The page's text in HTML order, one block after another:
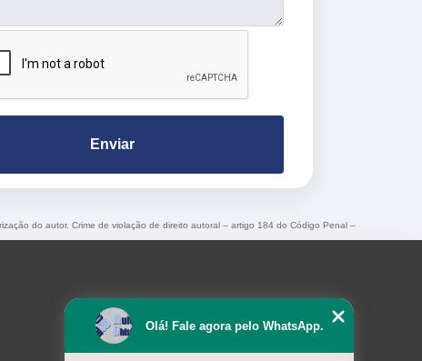
Enviar
do autor. Crime de violação de direito autoral – artigo 184 do Código Penal –
Olá! Fale agora pelo WhatsApp.